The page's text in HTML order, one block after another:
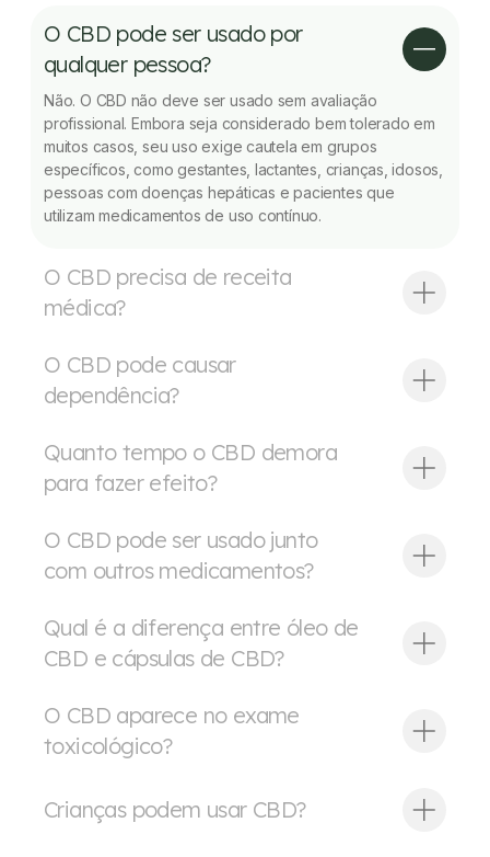
O CBD pode ser usado por
qualquer pessoa?
Não. O CBD não deve ser usado sem avaliação
profissional. Embora seja considerado bem tolerado em
muitos casos, seu uso exige cautela em grupos
específicos, como gestantes, lactantes, crianças, idosos,
pessoas com doenças hepáticas e pacientes que
utilizam medicamentos de uso contínuo.
O CBD precisa de receita
médica?
O CBD pode causar
dependência?
Quanto tempo o CBD demora
para fazer efeito?
O CBD pode ser usado junto
com outros medicamentos?
Qual é a diferença entre óleo de
CBD e cápsulas de CBD?
O CBD aparece no exame
toxicológico?
Crianças podem usar CBD?